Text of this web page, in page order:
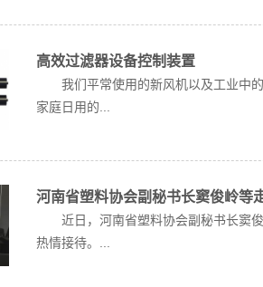
高效过滤器设备控制装置
我们平常使用的新风机以及工业中的
家庭日用的...
河南省塑料协会副秘书长窦俊岭等
近日，河南省塑料协会副秘书长窦俊
热情接待。...